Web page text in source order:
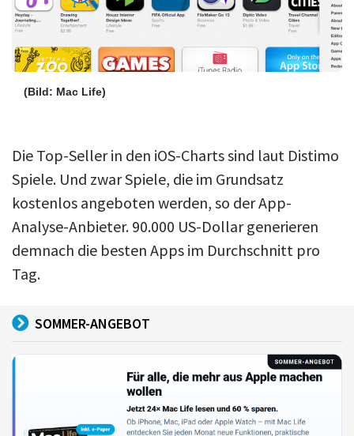
(Bild: Mac Life)
Die Top-Seller in den iOS-Charts sind laut Distimo
Spiele. Und zwar Spiele, die im Grundsatz
kostenlos angeboten werden, so der App-
Analyse-Anbieter. 90.000 US-Dollar generieren
demnach die besten Apps im Durchschnitt pro
Tag.
SOMMER-ANGEBOT